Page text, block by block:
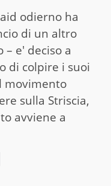
odierno ha
di un altro
– e' deciso a
di colpire i suoi
movimento
sulla Striscia,
avviene a